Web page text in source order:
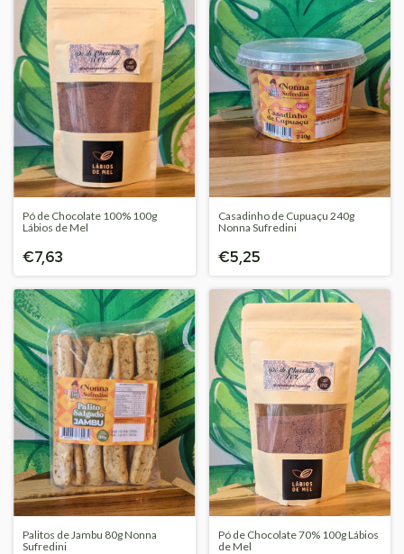
Pó de Chocolate 100% 100g
Lábios de Mel
€7,63
Casadinho de Cupuaçu 240g
Nonna Sufredini
€5,25
Palitos de Jambu 80g Nonna
Sufredini
Pó de Chocolate 70% 100g Lábios
de Mel